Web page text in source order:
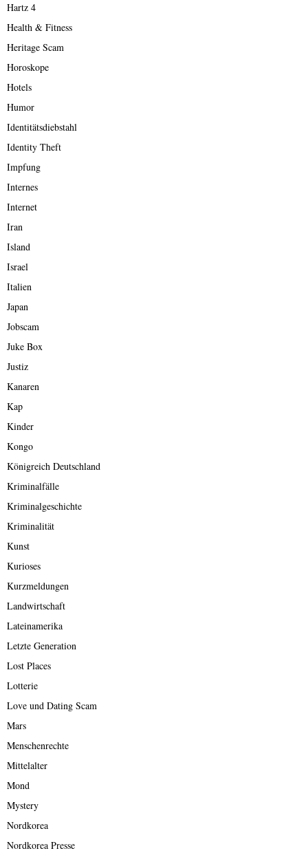
Hartz 4
Health & Fitness
Heritage Scam
Horoskope
Hotels
Humor
Identitätsdiebstahl
Identity Theft
Impfung
Internes
Internet
Iran
Island
Israel
Italien
Japan
Jobscam
Juke Box
Justiz
Kanaren
Kap
Kinder
Kongo
Königreich Deutschland
Kriminalfälle
Kriminalgeschichte
Kriminalität
Kunst
Kurioses
Kurzmeldungen
Landwirtschaft
Lateinamerika
Letzte Generation
Lost Places
Lotterie
Love und Dating Scam
Mars
Menschenrechte
Mittelalter
Mond
Mystery
Nordkorea
Nordkorea Presse